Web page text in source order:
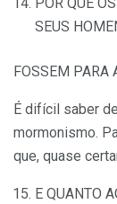
POR QUE
SEUS
FOSSEM PARA
É difícil saber
mormonismo.
que, quase
E QUANTO